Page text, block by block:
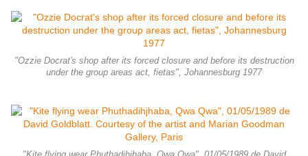
"Ozzie Docrat's shop after its forced closure and before its destruction
under the group areas act, fietas", Johannesburg 1977